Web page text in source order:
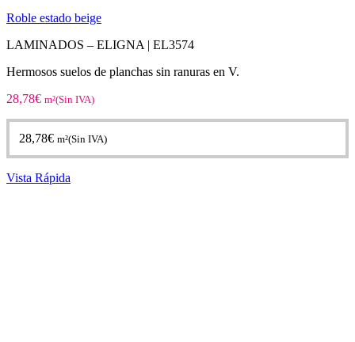
Roble estado beige
LAMINADOS – ELIGNA | EL3574
Hermosos suelos de planchas sin ranuras en V.
28,78€ m²(Sin IVA)
28,78€ m²(Sin IVA)
Vista Rápida